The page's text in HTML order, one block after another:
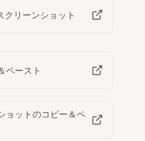
クリーンショット
ペースト
ョットのコピー＆ペ